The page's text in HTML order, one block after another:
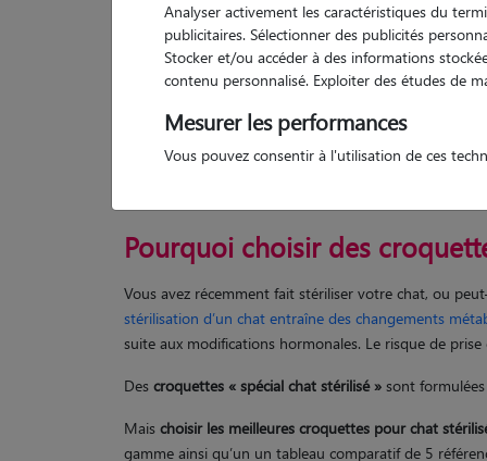
Catégories de cette pageAlimentation Chat
Article publié le 17/03/2025 et mis à jour le 21/07/2026
Les
Pourquoi choisir des
Vous avez récemment fait stériliser votre chat, ou
stérilisation d’un chat entraîne des changements
suite aux modifications hormonales. Le risque de
Des croquettes « spécial chat stérilisé » sont
Mais choisir les meilleures croquettes pour chat
gamme ainsi qu’un un tableau comparatif de 5
Analyser activement les caractéristiques du
publicitaires. Sélectionner des publicités
Stocker et/ou accéder à des informations
contenu personnalisé. Exploiter des études de
Mesurer les performances
Vous pouvez consentir à l'utilisation de ces